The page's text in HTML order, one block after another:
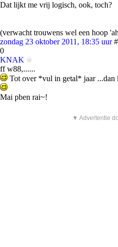
Dat lijkt me vrij logisch, ook, toch?
(verwacht trouwens wel een hoop
zondag 23 oktober 2011, 18:35 uur
0
KNAK
ff w88,......
Tot over *vul in getal* jaar ...dan
Mai pben rai~!
▼ Advertentie